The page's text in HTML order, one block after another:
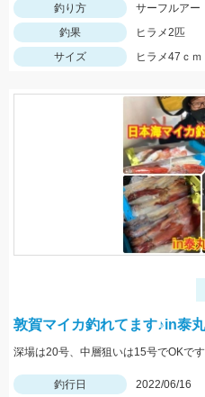
釣り方
サーフルアー
釣果
ヒラメ2匹
サイズ
ヒラメ47ｃｍ
敦賀マイカ釣れてます♪in泰
釣行日
2022/06/16